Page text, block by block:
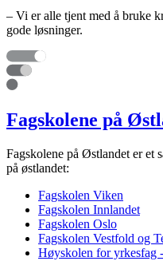
– Vi er alle tjent med å bruke
gode løsninger.
Fagskolene på
Fagskolene på Østlandet er et
på østlandet:
Fagskolen Viken
Fagskolen Innlandet
Fagskolen Oslo
Fagskolen Vestfold og
Høyskolen for